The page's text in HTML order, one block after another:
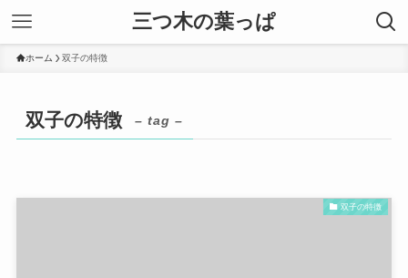
三つ木の葉っぱ
ホーム 双子の特徴
双子の特徴 – tag –
双子の特徴